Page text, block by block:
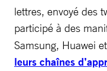
lettres, envoyé des
participé à des
Samsung, Huawei
leurs chaînes